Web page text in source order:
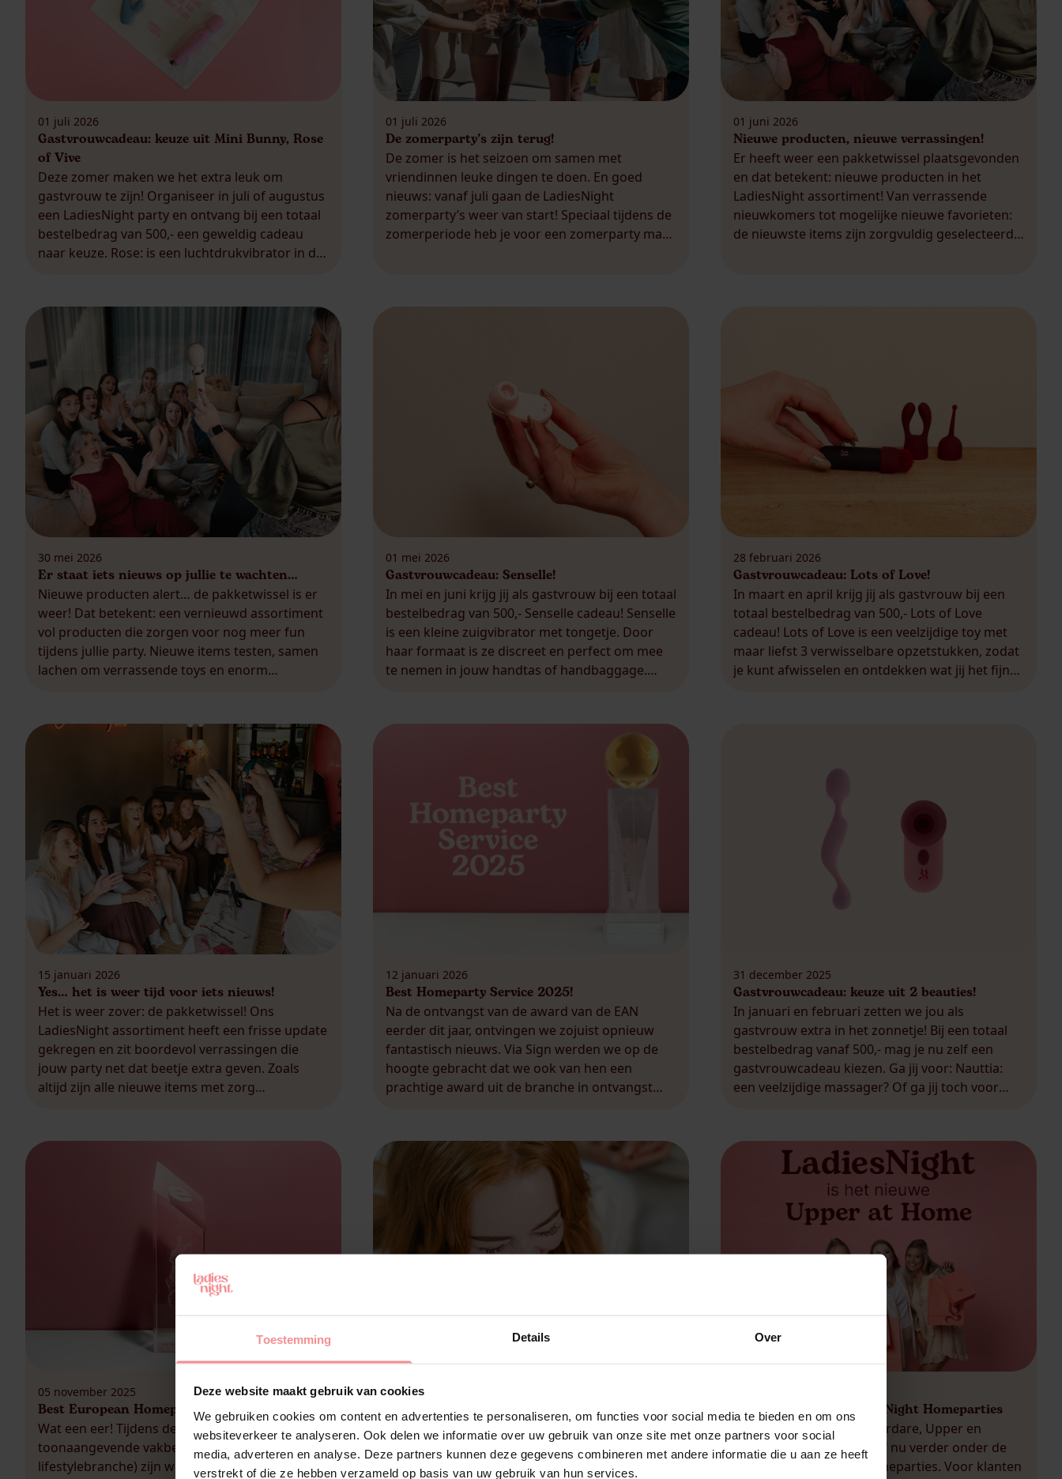
Toestemming Details Over
Deze website maakt gebruik van cookies
We gebruiken cookies om content en advertenties te personaliseren, om functies voor social media te bieden en om ons
websiteverkeer te analyseren. Ook delen we informatie over uw gebruik van onze site met onze partners voor social
media, adverteren en analyse. Deze partners kunnen deze gegevens combineren met andere informatie die u aan ze heeft
verstrekt of die ze hebben verzameld op basis van uw gebruik van hun services.
01 juli 2026
Gastvrouwcadeau: keuze uit Mini Bunny, Rose
of Vive
Deze zomer maken we het extra leuk om
gastvrouw te zijn! Organiseer in juli of augustus
een LadiesNight party en ontvang bij een totaal
bestelbedrag van 500,- een geweldig cadeau
naar keuze. Rose: is een luchtdrukvibrator in de
01 juli 2026
De zomerparty’s zijn terug!
De zomer is het seizoen om samen met
vriendinnen leuke dingen te doen. En goed
nieuws: vanaf juli gaan de LadiesNight
zomerparty’s weer van start! Speciaal tijdens de
zomerperiode heb je voor een zomerparty maar
01 juni 2026
Nieuwe producten, nieuwe verrassingen!
Er heeft weer een pakketwissel plaatsgevonden
en dat betekent: nieuwe producten in het
LadiesNight assortiment! Van verrassende
nieuwkomers tot mogelijke nieuwe favorieten:
de nieuwste items zijn zorgvuldig geselecteerd
30 mei 2026
Er staat iets nieuws op jullie te wachten…
Nieuwe producten alert… de pakketwissel is er
weer! Dat betekent: een vernieuwd assortiment
vol producten die zorgen voor nog meer fun
tijdens jullie party. Nieuwe items testen, samen
lachen om verrassende toys en enorm
leuk is. Benieuwd naar de nieuwste […]
01 mei 2026
Gastvrouwcadeau: Senselle!
In mei en juni krijg jij als gastvrouw bij een totaal
bestelbedrag van 500,- Senselle cadeau! Senselle
is een kleine zuigvibrator met tongetje. Door
haar formaat is ze discreet en perfect om mee
te nemen in jouw handtas of handbaggage.
28 februari 2026
Gastvrouwcadeau: Lots of Love!
In maart en april krijg jij als gastvrouw bij een
totaal bestelbedrag van 500,- Lots of Love
cadeau! Lots of Love is een veelzijdige toy met
maar liefst 3 verwisselbare opzetstukken, zodat
je kunt afwisselen en ontdekken wat jij het fijnst
15 januari 2026
Yes… het is weer tijd voor iets nieuws!
Het is weer zover: de pakketwissel! Ons
LadiesNight assortiment heeft een frisse update
gekregen en zit boordevol verrassingen die
jouw party net dat beetje extra geven. Zoals
altijd zijn alle nieuwe items met zorg
Juist dat heerlijke verrassingseffect. Tijdens je
volgende party maak […]
12 januari 2026
Best Homeparty Service 2025!
Na de ontvangst van de award van de EAN
eerder dit jaar, ontvingen we zojuist opnieuw
fantastisch nieuws. Via Sign werden we op de
hoogte gebracht dat we ook van hen een
prachtige award uit de branche in ontvangst
31 december 2025
Gastvrouwcadeau: keuze uit 2 beauties!
In januari en februari zetten we jou als
gastvrouw extra in het zonnetje! Bij een totaal
bestelbedrag vanaf 500,- mag je nu zelf een
gastvrouwcadeau kiezen. Ga jij voor: Nauttia:
een veelzijdige massager? Of ga jij toch voor
een cadeau waar […]
05 november 2025
Best European Homeparty Company 2025!
Wat een eer! Tijdens de Erofame (de
toonaangevende vakbeurs voor de erotiek- en
lifestylebranche) zijn wij bekroond met de titel
31 oktober 2025
Gastvrouwcadeau: Rose!
In november en december word jij als
gastvrouw extra in de watten gelegd! Bij een
totaal bestelbedrag vanaf 500,- euro krijg je
Upperdare wordt LadiesNight Homeparties
De bekende namen Upperdare, Upper en
Upperathome gaan vanaf nu verder onder de
vlag van LadiesNight Homeparties. Voor klanten